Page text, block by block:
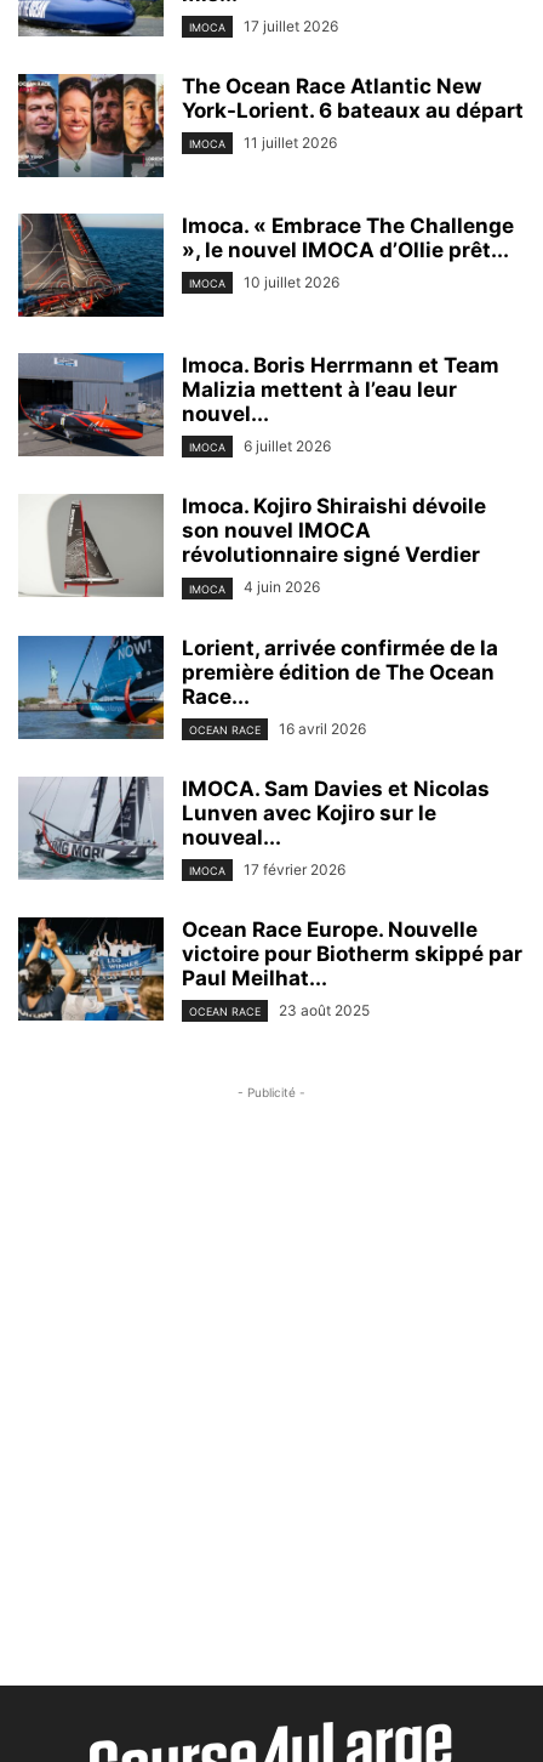
IMOCA 17 juillet 2026
The Ocean Race Atlantic New
York-Lorient. 6 bateaux au départ
IMOCA 11 juillet 2026
Imoca. « Embrace The Challenge
», le nouvel IMOCA d’Ollie prêt...
IMOCA 10 juillet 2026
Imoca. Boris Herrmann et Team
Malizia mettent à l’eau leur
nouvel...
IMOCA 6 juillet 2026
Imoca. Kojiro Shiraishi dévoile
son nouvel IMOCA
révolutionnaire signé Verdier
IMOCA 4 juin 2026
Lorient, arrivée confirmée de la
première édition de The Ocean
Race...
OCEAN RACE 16 avril 2026
IMOCA. Sam Davies et Nicolas
Lunven avec Kojiro sur le
nouveal...
IMOCA 17 février 2026
Ocean Race Europe. Nouvelle
victoire pour Biotherm skippé par
Paul Meilhat...
OCEAN RACE 23 août 2025
- Publicité -